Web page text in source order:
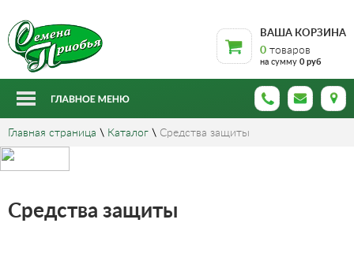
ВАША КОРЗИНА
0 товаров
на сумму 0 руб
Главная страница \ Каталог \ Средства защиты
Средства защиты